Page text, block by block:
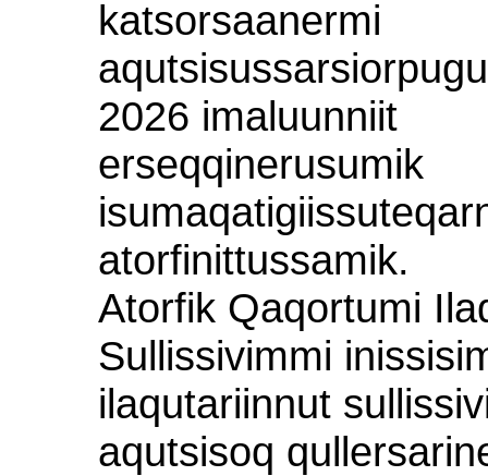
katsorsaanermi
2026 imaluunniit
erseqqinerusumik
atorfinittussamik.
Atorfik Qaqortumi
Sullissivimmi
ilaqutariinnut
aqutsisoq